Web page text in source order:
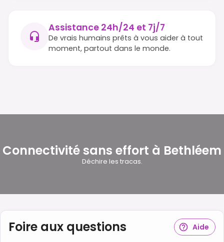
Assistance 24h/24 et 7j/7
De vrais humains prêts à vous aider à tout
moment, partout dans le monde.
Connectivité sans effort à Bethléem
Déchire les tracas.
Foire aux questions Aide